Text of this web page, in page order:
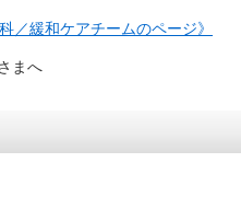
／緩和ケアチームのページ》
まへ